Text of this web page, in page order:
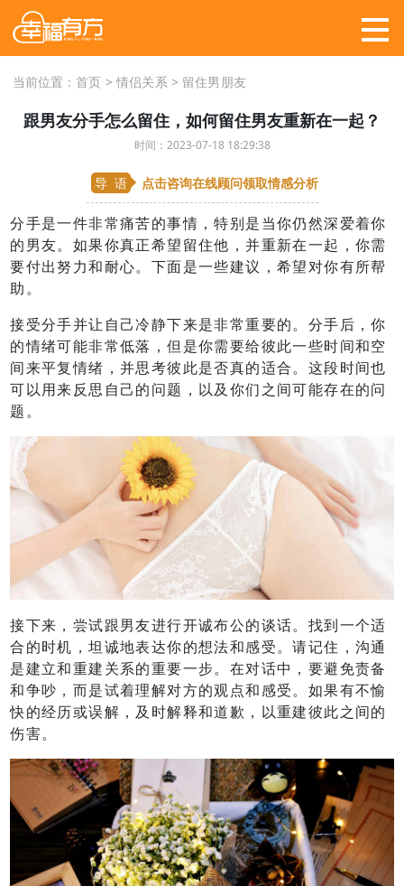
当前位置： 首页 > 情侣关系 > 留住男朋友
跟男友分手怎么留住，如何留住男友重新在一起？
时间：2023-07-18 18:29:38
导 语 点击咨询在线顾问领取情感分析
分手是一件非常痛苦的事情，特别是当你仍然深爱着你
的男友。如果你真正希望留住他，并重新在一起，你需
要付出努力和耐心。下面是一些建议，希望对你有所帮
助。
接受分手并让自己冷静下来是非常重要的。分手后，你
的情绪可能非常低落，但是你需要给彼此一些时间和空
间来平复情绪，并思考彼此是否真的适合。这段时间也
可以用来反思自己的问题，以及你们之间可能存在的问
题。
接下来，尝试跟男友进行开诚布公的谈话。找到一个适
合的时机，坦诚地表达你的想法和感受。请记住，沟通
是建立和重建关系的重要一步。在对话中，要避免责备
和争吵，而是试着理解对方的观点和感受。如果有不愉
快的经历或误解，及时解释和道歉，以重建彼此之间的
伤害。